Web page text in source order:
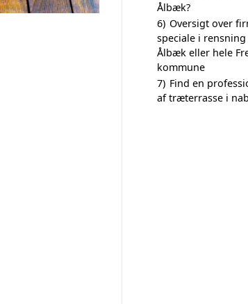
Ålbæk?
6) Oversigt over
speciale i
Ålbæk eller hele
kommune
7) Find en
af træterrasse i